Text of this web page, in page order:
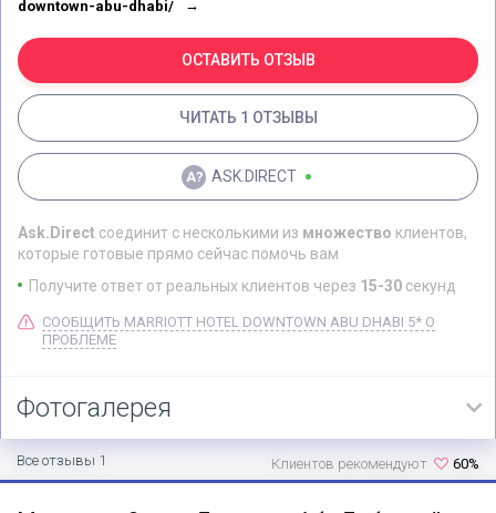
downtown-abu-dhabi/
ОСТАВИТЬ ОТЗЫВ
ЧИТАТЬ 1 ОТЗЫВЫ
ASK.DIRECT
Ask.Direct соединит с несколькими из множество клиентов,
которые готовые прямо сейчас помочь вам
Получите ответ от реальных клиентов через 15-30 секунд
СООБЩИТЬ MARRIOTT HOTEL DOWNTOWN ABU DHABI 5* О
ПРОБЛЕМЕ
Фотогалерея
Все отзывы 1 60%
Клиентов рекомендуют